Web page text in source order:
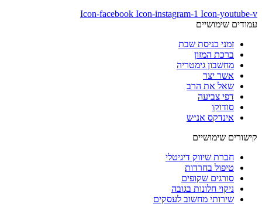
Icon-facebook Icon-instagram-1 Icon-youtube-v
עמודים שימושיים
זמני כניסת שבת
ברכת המזון
מחשבון גימטריה
אשר יצר
שאל את הרב
דפי צביעה
סודוקו
אינדקס אנ״ש
קישורים שימושיים
חברת שיווק דיגיטלי
טיפול בחרדות
סורגים שקופים
ניקוי חלונות בגובה
שירותי מחשוב לעסקים